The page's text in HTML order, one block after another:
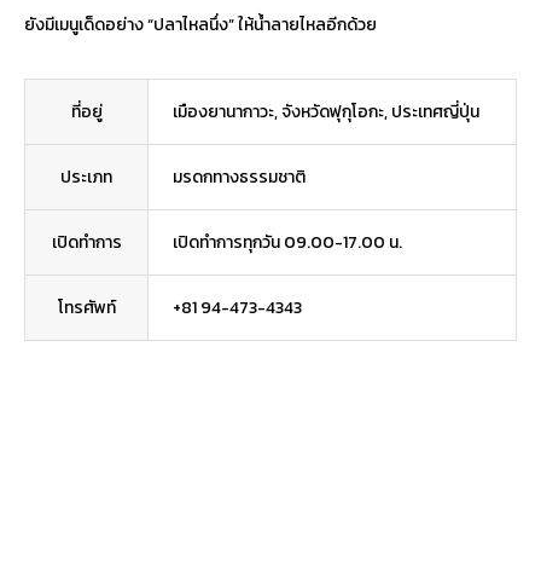
ยังมีเมนูเด็ดอย่าง “ปลาไหลนึ่ง” ให้น้ำลายไหลอีกด้วย
ที่อยู่ เมืองยานากาวะ, จังหวัดฟุกุโอกะ, ประเทศญี่ปุ่น
ประเภท มรดกทางธรรมชาติ
เปิดทำการ เปิดทำการทุกวัน 09.00-17.00 น.
โทรศัพท์ +81 94-473-4343